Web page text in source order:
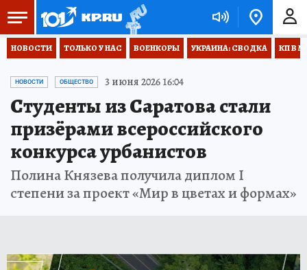
НОВОСТИ ТОЛЬКО У НАС ВОЕНКОРЫ УКРАИНА: СВОДКА КП В
НОВОСТИ ОБЩЕСТВО 3 июня 2026 16:04
Студенты из Саратова стали
призёрами всероссийского
конкурса урбанистов
Полина Князева получила диплом I
степени за проект «Мир в цветах и формах»